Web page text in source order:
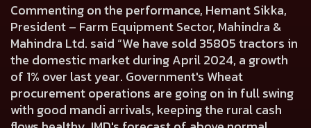
Commenting on the performance, Hemant Sikka,
President – Farm Equipment Sector, Mahindra &
Mahindra Ltd. said “We have sold 35805 tractors in
the domestic market during April 2024, a growth
of 1% over last year. Government's Wheat
procurement operations are going on in full swing
with good mandi arrivals, keeping the rural cash